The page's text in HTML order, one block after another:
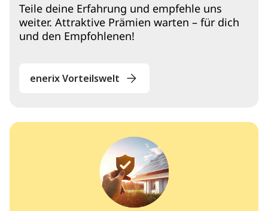
Teile deine Erfahrung und empfehle uns
weiter. Attraktive Prämien warten – für dich
und den Empfohlenen!
enerix Vorteilswelt